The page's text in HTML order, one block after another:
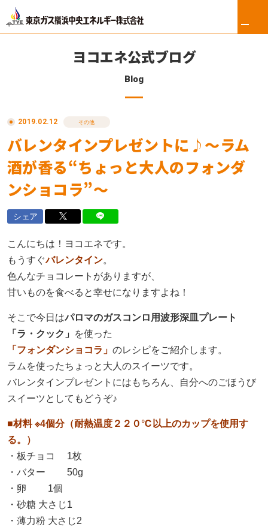
リフォーム
東京ガス修理サービス
東京ガスの電気
ロイヤル会員サービス
法人のお客さま
会社案内
採用情報
ヨコエネ公式ブログ
店舗・事業所案内
お問い合わせ
ヨコエネ公式ブログ
Blog
2019.02.12 その他
バレンタインプレゼントに♪～ラム
酒が香る“ちょっと大人のフォンダ
ンショコラ”～
シェア
こんにちは！ヨコエネです。
もうすぐバレンタイン。
色んなチョコレートがありますが、
甘いものを食べると幸せになりますよね！
そこで今日はパロマのガスコンロ用波形深皿プレート
「ラ・クック」
を使った
「フォンダンショコラ」 のレシピをご紹介します。
ラムを使ったちょっと大人のスイーツです。
バレンタインプレゼントにはもちろん、自分へのごほうび
スイーツとしてもどうぞ♪
■材料 ※4個分（耐熱温度２２０℃以上のカップを使用す
る。）
・板チョコ 1枚
・バター 50g
・卵 1個
・砂糖 大さじ1
・薄力粉 大さじ2